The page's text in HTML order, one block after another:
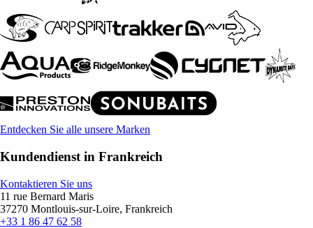
Entdecken Sie alle unsere Marken
Kundendienst in Frankreich
Kontaktieren Sie uns
11 rue Bernard Maris
37270 Montlouis-sur-Loire, Frankreich
+33 1 86 47 62 58